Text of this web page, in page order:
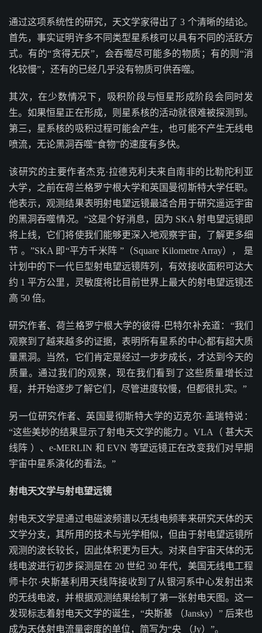
通过这项系统性的研究，天文学家得出了 3 个清晰的结论。
首先，事实证明许多不同类型星系核可以具有不同的活跃方
式。有的“贪得无厌”，会吞噬尽可能多的物质；有的则“消
化较慢”，还有的已经几乎没有物质可供吞噬。
其次，在少数情况下，吸积阶段与恒星形成阶段会同时发
生。如果恒星正在形成，则星系核的活动就很难被探测到。
第三，星系核的吸积过程可能会产生，也可能不产生无线电
喷流，无论黑洞吞噬“食物”的速度有多快。
该研究的主要作者杰克·拉德克利夫来自南非的比勒陀利亚
大学，之前在荷兰格罗宁根大学和英国曼彻斯特大学任职。
他表示，观测结果表明射电望远镜最适合用于研究遥远宇宙
的黑洞吞噬情况。“这是个好消息，因为 SKA 射电望远镜即
将上线，它们将使我们能够更深入地观察宇宙，了解更多细
节 。”SKA 即“平方千米阵 ”（Square Kilometre Array）， 是
计划中的下一代巨型射电望远镜阵列，有效接收面积可达大
约 1 平方公里，灵敏度将比目前世界上最大的射电望远镜还
高 50 倍。
研究作者、荷兰格罗宁根大学的彼得·巴特尔补充道：“我们
观察到了越来越多的证据，表明所有星系的中心都有超大质
量黑洞。当然，它们肯定是经过一步步成长，才达到今天的
质量。通过我们的观察，现在我们看到了这些质量增长过
程，并开始逐步了解它们，尽管进度较慢，但都很扎实。”
另一位研究作者、英国曼彻斯特大学的迈克尔·盖瑞特说：
“这些美妙的结果显示了射电天文学的能力 。VLA（ 甚大天
线阵 ）、e-MERLIN 和 EVN 等望远镜正在改变我们对早期
宇宙中星系演化的看法。”
射电天文学与射电望远镜
射电天文学是通过电磁波频谱以无线电频率来研究天体的天
文学分支，其所用的技术与光学相似，但由于射电望远镜所
观测的波长较长，因此体积更为巨大。对来自宇宙天体的无
线电波进行初步探测是在 20 世纪 30 年代，美国无线电工程
师卡尔·央斯基利用天线阵接收到了从银河系中心发射出来
的无线电波，并根据观测结果绘制了第一张射电天图。这一
发现标志着射电天文学的诞生，“央斯基 （Jansky）” 后来也
成为天体射电流量密度的单位，简写为“央 （Jy）”。